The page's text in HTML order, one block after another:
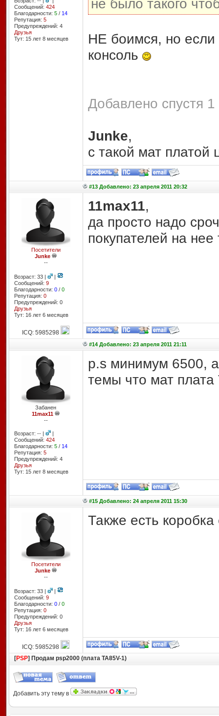
Сообщений: 424
Благодарности: 5/ 14
Репутация: 5
Предупреждений: 4
Друзья
Тут: 15 лет 8 месяцев
не было такого
НЕ боимся, но если
консоль
Добавлено спустя
Junke,
с такой мат
#13 Добавлено: 23 апреля 2011 20:32
Посетители
Junke
--
Возраст: 33 |
|
Сообщений: 9
Благодарности: 0/ 0
Репутация: 0
Предупреждений: 0
Друзья
Тут: 16 лет 6 месяцев
11max11,
да просто надо
покупателей на
ICQ: 5985298
#14 Добавлено: 23 апреля 2011 21:11
Забанен
11max11
--
Возраст: -- |
|
Сообщений: 424
Благодарности: 5/ 14
Репутация: 5
Предупреждений: 4
Друзья
Тут: 15 лет 8 месяцев
p.s минимум 6500,
темы что мат плата
#15 Добавлено: 24 апреля 2011 15:30
Посетители
Junke
--
Возраст: 33 |
|
Сообщений: 9
Благодарности: 0/ 0
Репутация: 0
Предупреждений: 0
Друзья
Тут: 16 лет 6 месяцев
Также есть
ICQ: 5985298
[PSP] Продам psp2000 (плата TA85V-1)
Добавить эту тему в